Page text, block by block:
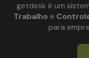
getdesk é um
Trabalho e
para